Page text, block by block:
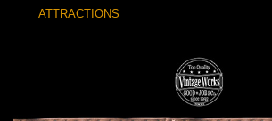
ATTRACTIONS